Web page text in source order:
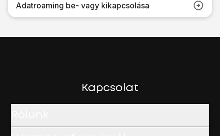
Adatroaming be- vagy kikapcsolása
Kapcsolat